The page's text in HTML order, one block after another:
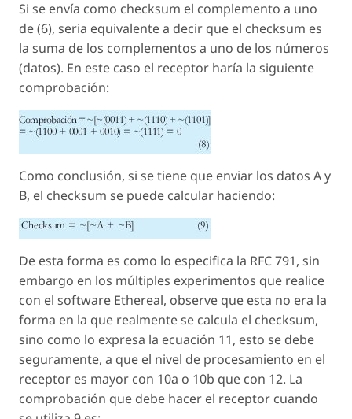
Si se envía como checksum el complemento a uno
de (6), seria equivalente a decir que el checksum es
la suma de los complementos a uno de los números
(datos). En este caso el receptor haría la siguiente
comprobación:
Como conclusión, si se tiene que enviar los datos A y
B, el checksum se puede calcular haciendo:
De esta forma es como lo especifica la RFC 791, sin
embargo en los múltiples experimentos que realice
con el software Ethereal, observe que esta no era la
forma en la que realmente se calcula el checksum,
sino como lo expresa la ecuación 11, esto se debe
seguramente, a que el nivel de procesamiento en el
receptor es mayor con 10a o 10b que con 12. La
comprobación que debe hacer el receptor cuando